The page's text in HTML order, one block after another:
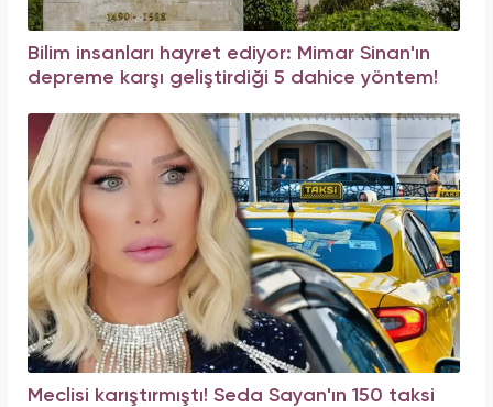
Bilim insanları hayret ediyor: Mimar Sinan'ın
depreme karşı geliştirdiği 5 dahice yöntem!
Meclisi karıştırmıştı! Seda Sayan'ın 150 taksi